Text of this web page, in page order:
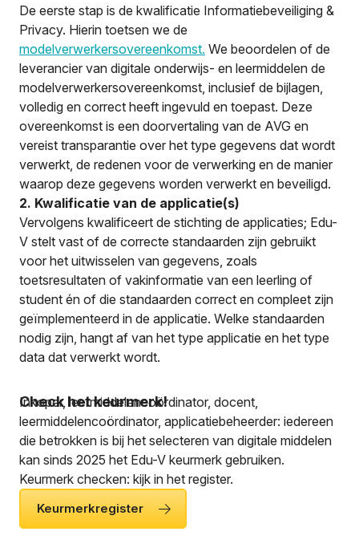
De eerste stap is de kwalificatie Informatiebeveiliging &
Privacy. Hierin toetsen we de
modelverwerkersovereenkomst. We beoordelen of de
leverancier van digitale onderwijs- en leermiddelen de
modelverwerkersovereenkomst, inclusief de bijlagen,
volledig en correct heeft ingevuld en toepast. Deze
overeenkomst is een doorvertaling van de AVG en
vereist transparantie over het type gegevens dat wordt
verwerkt, de redenen voor de verwerking en de manier
waarop deze gegevens worden verwerkt en beveiligd.
2. Kwalificatie van de applicatie(s)
Vervolgens kwalificeert de stichting de applicaties; Edu-
V stelt vast of de correcte standaarden zijn gebruikt
voor het uitwisselen van gegevens, zoals
toetsresultaten of vakinformatie van een leerling of
student én of die standaarden correct en compleet zijn
geïmplementeerd in de applicatie. Welke standaarden
nodig zijn, hangt af van het type applicatie en het type
data dat verwerkt wordt.
Check het keurmerk!
Inkoper, leermiddelencoördinator, docent,
leermiddelencoördinator, applicatiebeheerder: iedereen
die betrokken is bij het selecteren van digitale middelen
kan sinds 2025 het Edu-V keurmerk gebruiken.
Keurmerk checken: kijk in het register.
Keurmerkregister